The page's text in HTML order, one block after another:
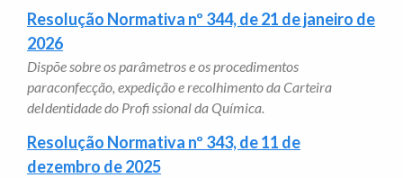
Resolução Normativa nº 344, de 21 de janeiro de
2026
Dispõe sobre os parâmetros e os procedimentos
paraconfecção, expedição e recolhimento da Carteira
deIdentidade do Profi ssional da Química.
Resolução Normativa nº 343, de 11 de
dezembro de 2025